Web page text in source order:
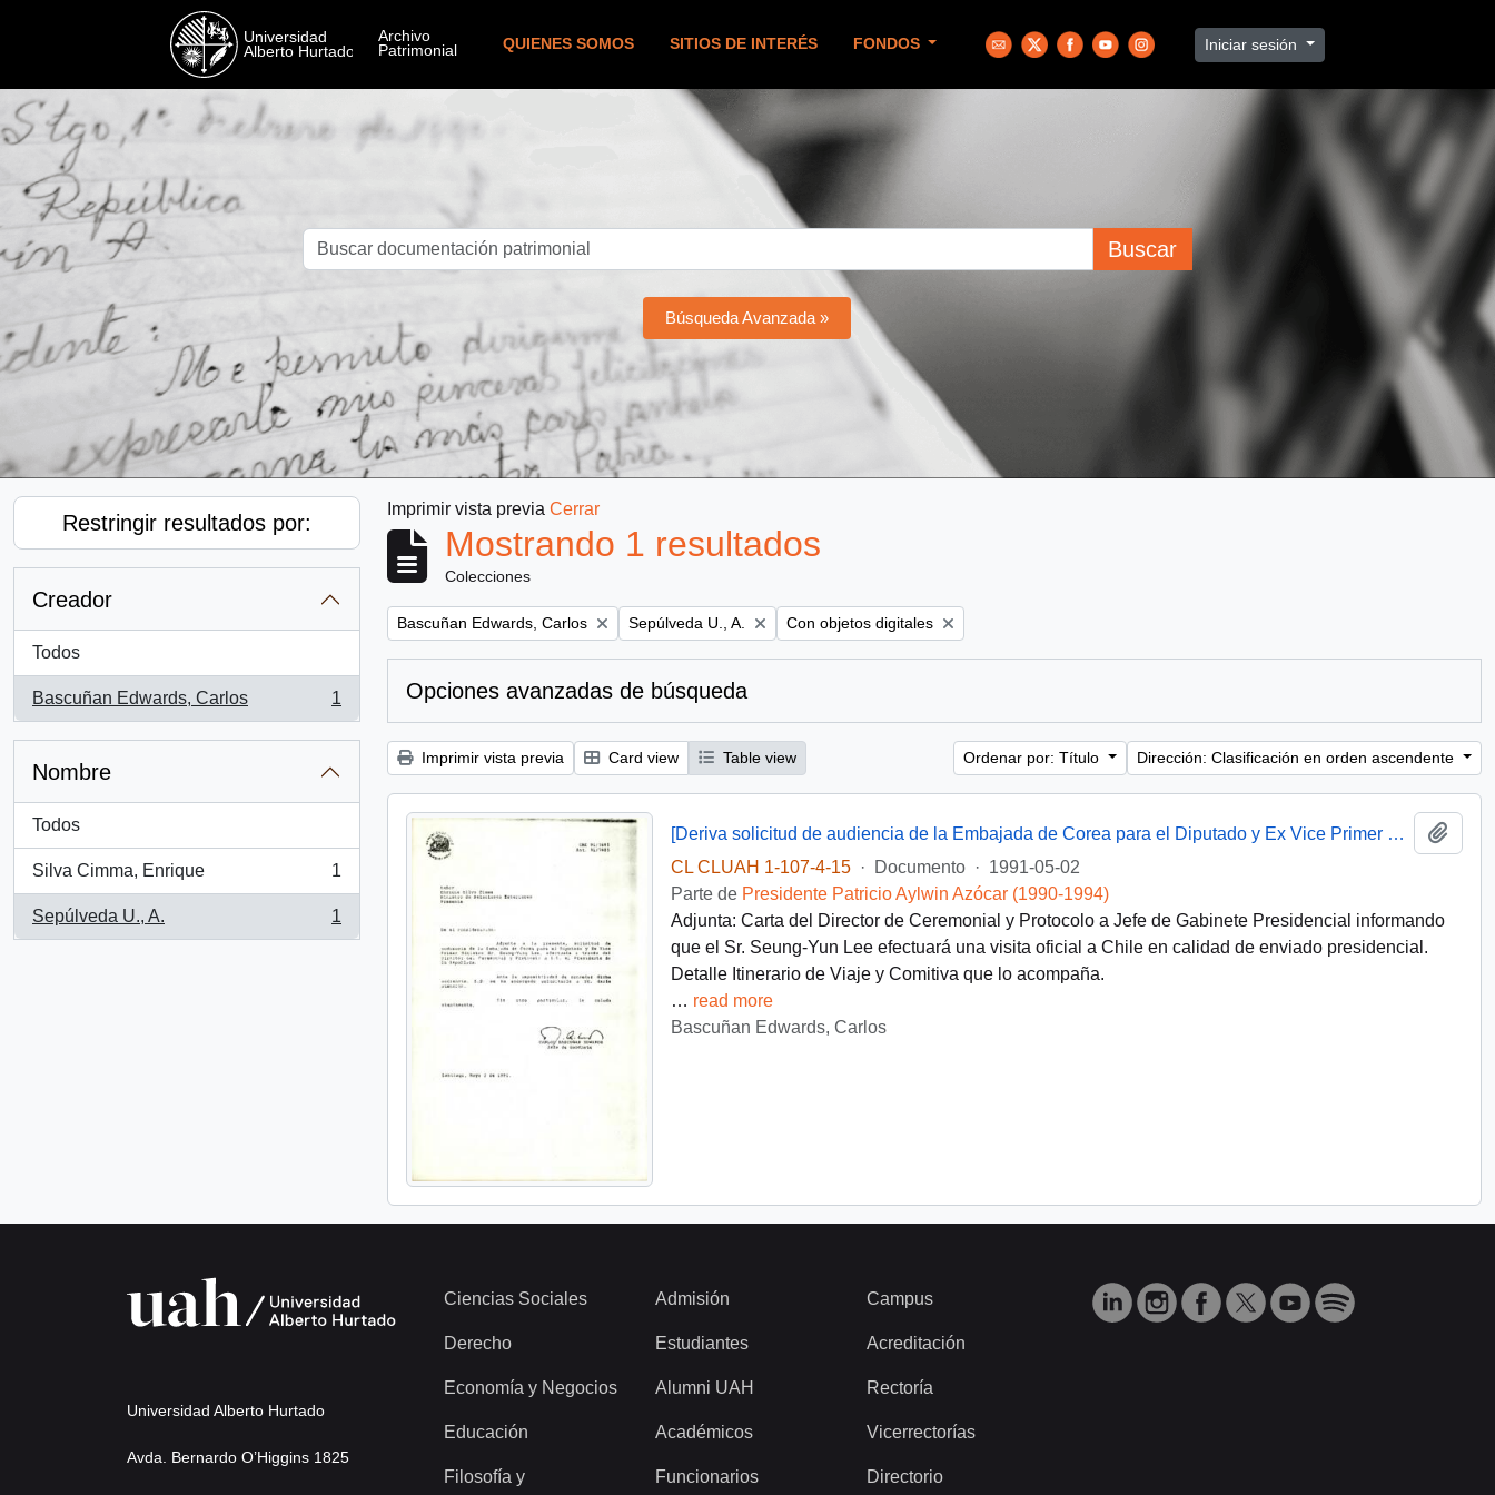
QUIENES SOMOS SITIOS DE INTERÉS FONDOS Iniciar sesión
Buscar
Búsqueda Avanzada »
Restringir resultados por:
Creador
Todos
Bascuñan Edwards, Carlos
, 1 resultados
1
Nombre
Todos
Silva Cimma, Enrique
, 1 resultados
1
Sepúlveda U., A.
, 1 resultados
1
Imprimir vista previa Cerrar
Mostrando 1 resultados
Colecciones
Remove filter:
Bascuñan Edwards, Carlos Remove filter:
Sepúlveda U., A. Remove filter:
Con objetos digitales
Opciones avanzadas de búsqueda
Imprimir vista previa Card view Table view Ordenar por: Título Dirección: Clasificación en orden ascendente
[Deriva solicitud de audiencia de la Embajada de Corea para el Diputado y Ex Vice Primer Ministro Sr. Seung-Yung Lee, efectuada a través del Director del Ceremonial y Protocolo a S.E. el Presidente de la República]
CL CLUAH 1-107-4-15
· Documento · 1991-05-02
Parte de Presidente Patricio Aylwin Azócar (1990-1994)
Adjunta: Carta del Director de Ceremonial y Protocolo a Jefe de Gabinete Presidencial informando
que el Sr. Seung-Yun Lee efectuará una visita oficial a Chile en calidad de enviado presidencial.
Detalle Itinerario de Viaje y Comitiva que lo acompaña.
… read more
Bascuñan Edwards, Carlos
Universidad Alberto Hurtado
Avda. Bernardo O’Higgins 1825
Ciencias Sociales
Derecho
Economía y Negocios
Educación
Filosofía y
Admisión
Estudiantes
Alumni UAH
Académicos
Funcionarios
Campus
Acreditación
Rectoría
Vicerrectorías
Directorio